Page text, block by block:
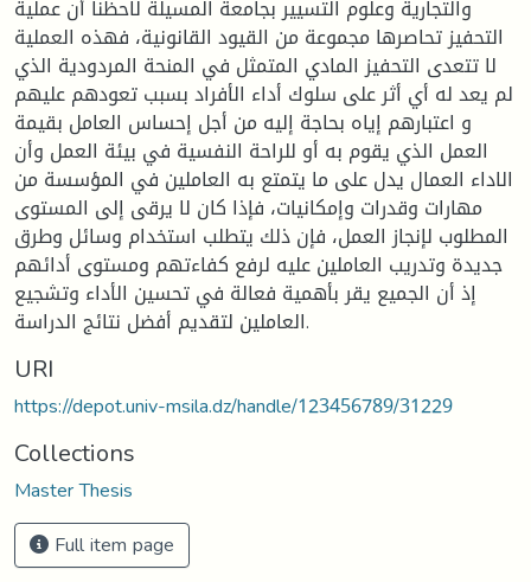
والتجارية وعلوم التسيير بجامعة المسيلة لاحظنا أن عملية
التحفيز تحاصرها مجموعة من القيود القانونية، فهذه العملية
لا تتعدى التحفيز المادي المتمثل في المنحة المردودية الذي
لم يعد له أي أثر على سلوك أداء الأفراد بسبب تعودهم عليهم
و اعتبارهم إياه بحاجة إليه من أجل إحساس العامل بقيمة
العمل الذي يقوم به أو للراحة النفسية في بيئة العمل وأن
الاداء العمال يدل على ما يتمتع به العاملين في المؤسسة من
مهارات وقدرات وإمكانيات، فإذا كان لا يرقى إلى المستوى
المطلوب لإنجاز العمل، فإن ذلك يتطلب استخدام وسائل وطرق
جديدة وتدريب العاملين عليه لرفع كفاءتهم ومستوى أدائهم
إذ أن الجميع يقر بأهمية فعالة في تحسين الأداء وتشجيع
العاملين لتقديم أفضل نتائج الدراسة.
URI
https://depot.univ-msila.dz/handle/123456789/31229
Collections
Master Thesis
Full item page